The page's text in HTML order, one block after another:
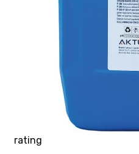
rating